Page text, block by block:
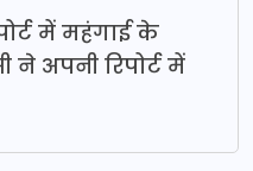
में महंगाई के
अपनी रिपोर्ट में